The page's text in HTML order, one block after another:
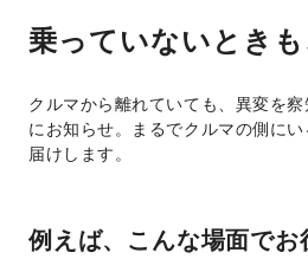
乗っていないとき
クルマから離れていても、異変を
にお知らせ。まるでクルマの側に
届けします。
例えば、こんな場面で